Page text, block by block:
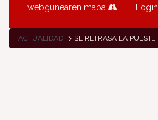
webgunearen mapa Login
ACTUALIDAD SE RETRASA LA PUESTA EN MARCHA DE LA NUEVA PLATAFORMA ESEP (EUROPEAN SCHOOL EDUCATION PLATFORM – PLATAFORMA EUROPEA DE EDUCACIÓN ESCOLAR)